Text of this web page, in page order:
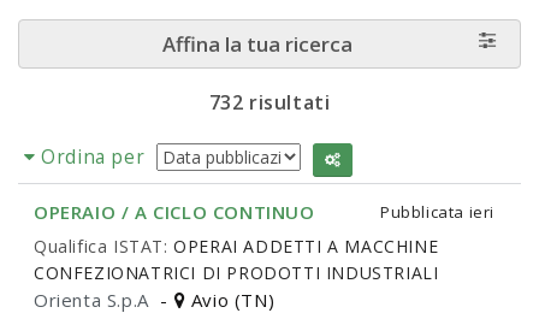
Affina la tua ricerca
732 risultati
Ordina per
OPERAIO / A CICLO CONTINUO Pubblicata ieri
Qualifica ISTAT: OPERAI ADDETTI A MACCHINE
CONFEZIONATRICI DI PRODOTTI INDUSTRIALI
Orienta S.p.A - Avio (TN)